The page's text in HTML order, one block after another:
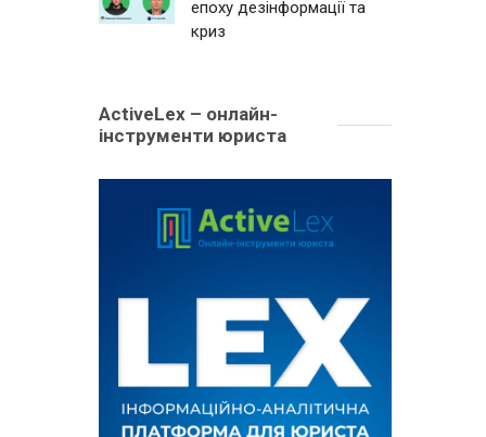
епоху дезінформації та
криз
ActiveLex – онлайн-
інструменти юриста